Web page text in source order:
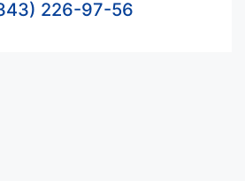
226-97-56